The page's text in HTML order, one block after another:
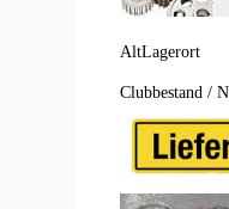
AltLagerort
Clubbestand /